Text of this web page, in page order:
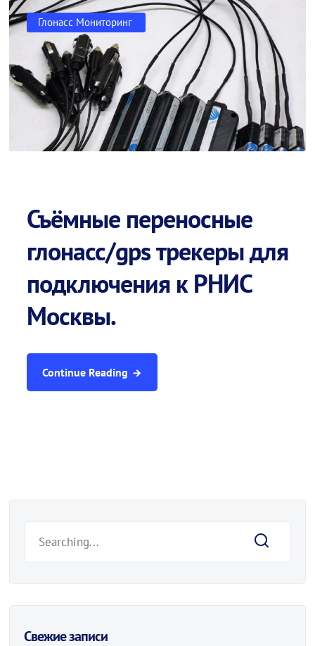
Глонасс Мониторинг
Съёмные переносные
глонасс/gps трекеры для
подключения к РНИС
Москвы.
Continue Reading
for:
Свежие записи